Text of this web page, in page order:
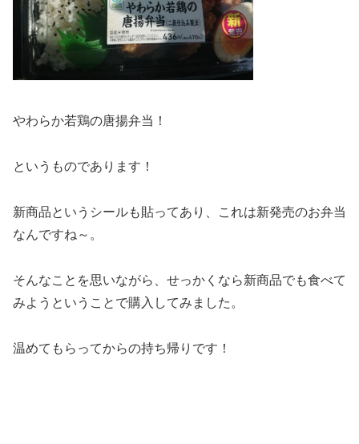
やわらか若鶏の唐揚弁当！
というものであります！
新商品というシールも貼ってあり、これは新発売のお弁当
なんですね～。
そんなことを思いながら、せっかくなら新商品でも食べて
みようということで購入してみました。
温めてもらってからの持ち帰りです！